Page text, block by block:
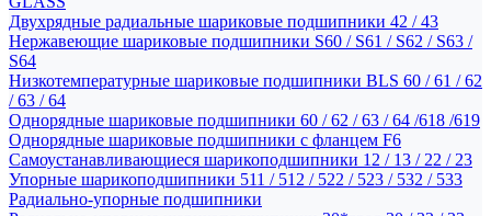
Двухрядные радиальные шариковые подшипники 42 / 43
Нержавеющие шариковые подшипники S60 / S61 / S62 / S63 /
S64
Низкотемпературные шариковые подшипники BLS 60 / 61 / 62
/ 63 / 64
Однорядные шариковые подшипники 60 / 62 / 63 / 64 /618 /619
Однорядные шариковые подшипники с фланцем F6
Самоустанавливающиеся шарикоподшипники 12 / 13 / 22 / 23
Упорные шарикоподшипники 511 / 512 / 522 / 523 / 532 / 533
Радиально-упорные подшипники